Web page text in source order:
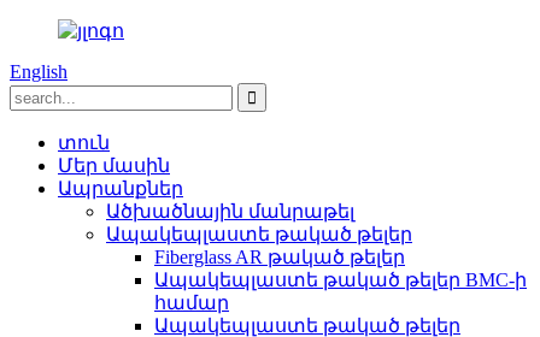
English
տուն
Մեր մասին
Ապրանքներ
Ածխածնային մանրաթել
Ապակեպլաստե թակած թելեր
Fiberglass AR թակած թելեր
Ապակեպլաստե թակած թելեր BMC-ի
համար
Ապակեպլաստե թակած թելեր